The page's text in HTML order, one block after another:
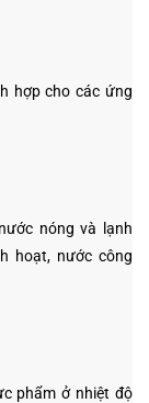
hợp cho các ứng
nóng và lạnh
hoạt, nước công
phẩm ở nhiệt độ